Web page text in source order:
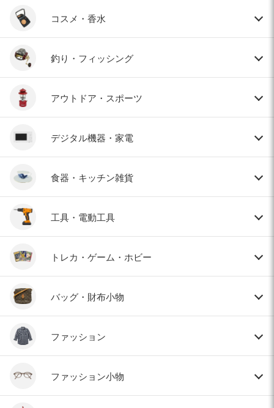
コスメ・香水
釣り・フィッシング
アウトドア・スポーツ
デジタル機器・家電
食器・キッチン雑貨
工具・電動工具
トレカ・ゲーム・ホビー
バッグ・財布小物
ファッション
ファッション小物